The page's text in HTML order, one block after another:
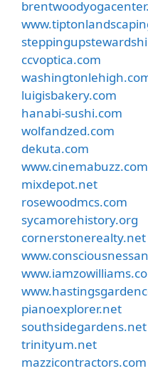
ccvoptica.com
luigisbakery.com
hanabi-sushi.com
wolfandzed.com
dekuta.com
www.cinemabuzz.com
mixdepot.net
rosewoodmcs.com
sycamorehistory.org
cornerstonerealty.net
pianoexplorer.net
southsidegardens.net
trinityum.net
mazzicontractors.com